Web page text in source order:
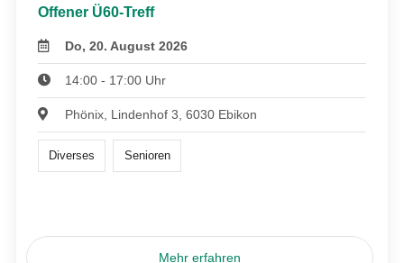
Offener Ü60-Treff
Do, 20. August 2026
14:00 - 17:00 Uhr
Phönix, Lindenhof 3, 6030 Ebikon
Diverses Senioren
Mehr erfahren